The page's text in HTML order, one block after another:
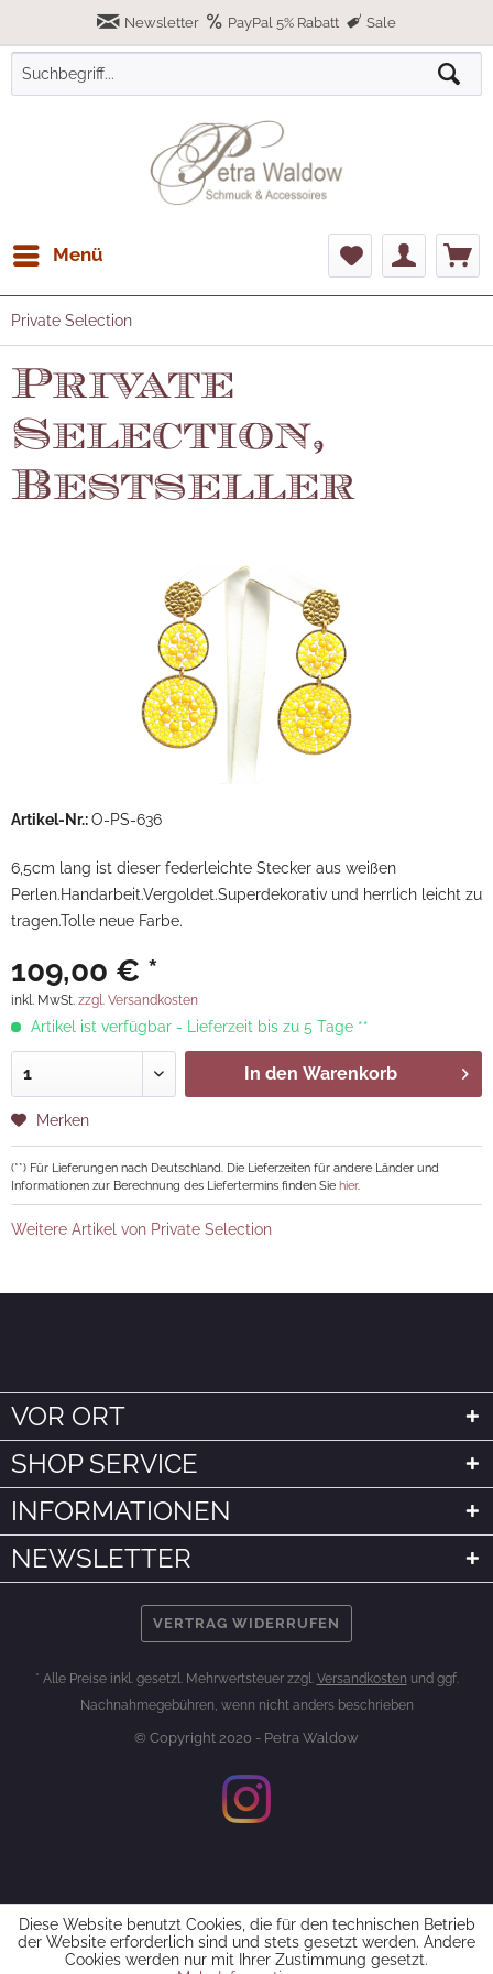
Newsletter PayPal 5% Rabatt Sale
Menü
Private Selection
Private
Selection,
Bestseller
Artikel-Nr.:O-PS-636
6,5cm lang ist dieser federleichte Stecker aus weißen
Perlen.Handarbeit.Vergoldet.Superdekorativ und herrlich leicht zu
tragen.Tolle neue Farbe.
109,00 € *
inkl. MwSt. zzgl. Versandkosten
Artikel ist verfügbar - Lieferzeit bis zu 5 Tage **
In den Warenkorb
Merken
(**) Für Lieferungen nach Deutschland. Die Lieferzeiten für andere Länder und
Informationen zur Berechnung des Liefertermins finden Sie hier.
Weitere Artikel von Private Selection
VOR ORT
SHOP SERVICE
INFORMATIONEN
NEWSLETTER
VERTRAG WIDERRUFEN
* Alle Preise inkl. gesetzl. Mehrwertsteuer zzgl. Versandkosten und ggf.
Nachnahmegebühren, wenn nicht anders beschrieben
© Copyright 2020 - Petra Waldow
Diese Website benutzt Cookies, die für den technischen Betrieb
der Website erforderlich sind und stets gesetzt werden. Andere
Cookies werden nur mit Ihrer Zustimmung gesetzt.